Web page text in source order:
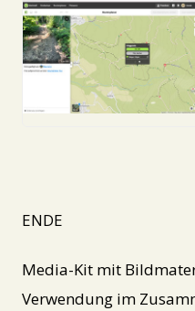
ENDE
Media-Kit mit
Verwendung im